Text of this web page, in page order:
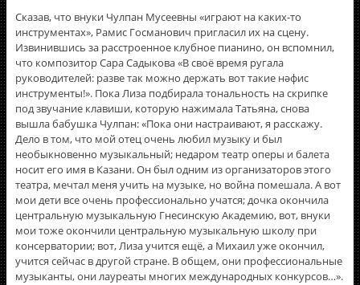
Сказав, что внуки Чулпан Мусеевны «играют на каких-то
инструментах», Рамис Госманович пригласил их на сцену.
Извинившись за расстроенное клубное пианино, он вспомнил,
что композитор Сара Садыкова «В своë время ругала
руководителей: разве так можно держать вот такие нәфис
инструменты!». Пока Лиза подбирала тональность на скрипке
под звучание клавиши, которую нажимала Татьяна, снова
вышла бабушка Чулпан: «Пока они настраивают, я расскажу.
Дело в том, что мой отец очень любил музыку и был
необыкновенно музыкальный; недаром театр оперы и балета
носит его имя в Казани. Он был одним из организаторов этого
театра, мечтал меня учить на музыке, но война помешала. А вот
мои дети все очень профессионально учатся; дочка окончила
центральную музыкальную Гнесинскую Академию, вот, внуки
мои тоже окончили центральную музыкальную школу при
консерватории; вот, Лиза учится ещë, а Михаил уже окончил,
учится сейчас в другой стране. В общем, они профессиональные
музыканты, они лауреаты многих международных конкурсов…».